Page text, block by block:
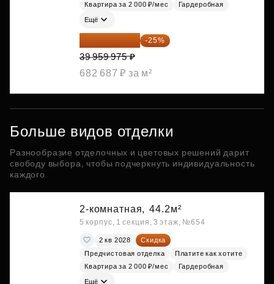
Квартира за 2 000 ₽/мес
Гардеробная
Ещё
29 969 981 ₽ -25%
39 959 975 ₽
682 687 ₽ за м²
Больше видов отделки
Разнообразие отделочных и цветовых решений дарит
свободу выбора, чтобы подчеркнуть индивидуальность
каждого
2-комнатная, 44.2м²
5 корпус, 1 секция, 3 этаж, №654
2 кв 2028
Скидка
Предчистовая отделка
Платите как хотите
Квартира за 2 000 ₽/мес
Гардеробная
Ещё